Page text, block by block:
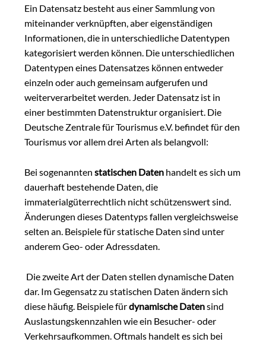
Ein Datensatz besteht aus einer Sammlung von
miteinander verknüpften, aber eigenständigen
Informationen, die in unterschiedliche Datentypen
kategorisiert werden können. Die unterschiedlichen
Datentypen eines Datensatzes können entweder
einzeln oder auch gemeinsam aufgerufen und
weiterverarbeitet werden. Jeder Datensatz ist in
einer bestimmten Datenstruktur organisiert. Die
Deutsche Zentrale für Tourismus e.V. befindet für den
Tourismus vor allem drei Arten als belangvoll:
Bei sogenanntenstatischen Daten handelt es sich um
dauerhaft bestehende Daten, die
immaterialgüterrechtlich nicht schützenswert sind.
Änderungen dieses Datentyps fallen vergleichsweise
selten an. Beispiele für statische Daten sind unter
anderem Geo- oder Adressdaten.
Die zweite Art der Daten stellen dynamische Daten
dar. Im Gegensatz zu statischen Daten ändern sich
diese häufig. Beispiele fürdynamische Datensind
Auslastungskennzahlen wie ein Besucher- oder
Verkehrsaufkommen. Oftmals handelt es sich bei